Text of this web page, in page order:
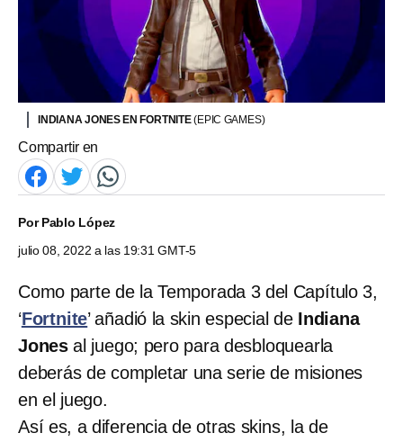
INDIANA JONES EN FORTNITE(EPIC GAMES)
Compartir en
PorPablo López
julio 08, 2022 a las 19:31 GMT-5
Como parte de la Temporada 3 del Capítulo 3,
‘Fortnite’ añadió la skin especial de Indiana
Jones al juego; pero para desbloquearla
deberás de completar una serie de misiones
en el juego.
Así es, a diferencia de otras skins, la de